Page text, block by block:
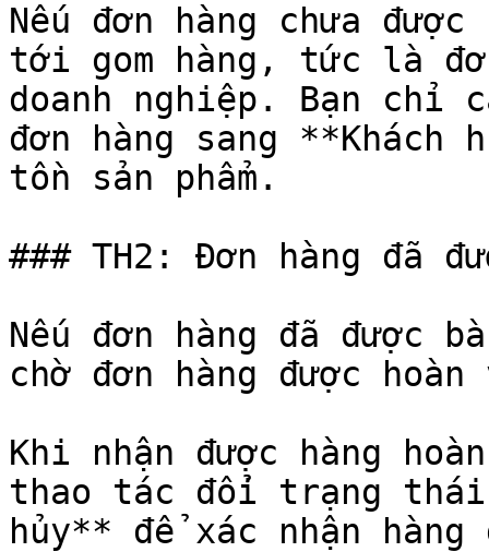
Nếu đơn hàng chưa
tới gom hàng, tức là
doanh nghiệp. Bạn
đơn hàng sang **Khách
tồn sản phẩm.
### TH2: Đơn hàng đã
Nếu đơn hàng đã được
chờ đơn hàng được
Khi nhận được hàng
thao tác đổi trạng thái
hủy** để xác nhận